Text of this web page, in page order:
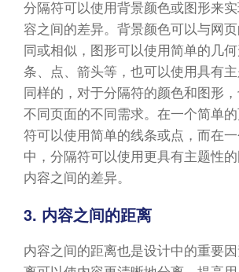
分隔符可以使用背景颜色或图形来
容之间的差异。背景颜色可以与网
同或相似，图形可以使用简单的几
条、点、箭头等，也可以使用具有主
同样的，对于分隔符的颜色和图形
不同页面的不同需求。在一个简单
符可以使用简单的线条或点，而在
中，分隔符可以使用更具有主题性
内容之间的差异。
3. 内容之间的距离
内容之间的距离也是设计中的重要